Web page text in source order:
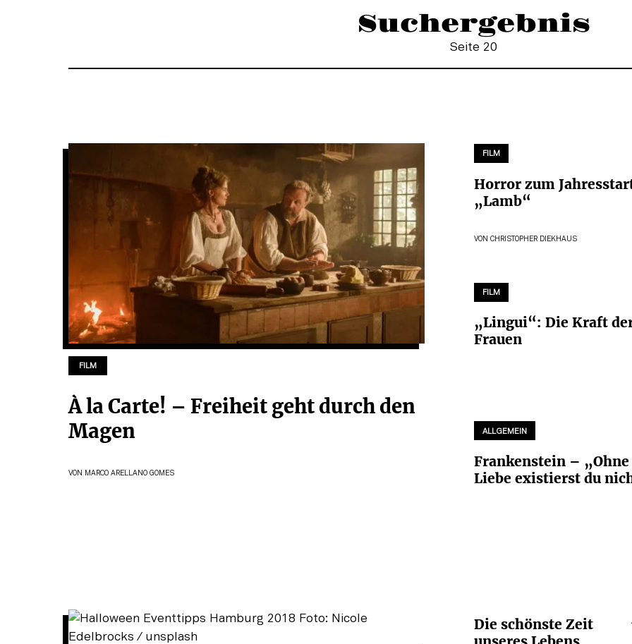
Suchergebnis
Seite 20
FILM
À la Carte! – Freiheit geht durch den
Magen
VON MARCO ARELLANO GOMES
FILM
Horror zum
„Lamb“
VON CHRISTOPHER DIEKHAUS
FILM
„Lingui“: Die Kraft
Frauen
ALLGEMEIN
Frankenstein – „Ohne
Liebe existierst du
Die schönste Zeit